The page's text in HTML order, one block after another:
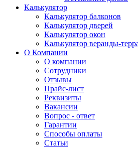
Калькулятор
Калькулятор балконов
Калькулятор дверей
Калькулятор окон
Калькулятор веранды-
О Компании
О компании
Сотрудники
Отзывы
Прайс-лист
Реквизиты
Вакансии
Вопрос - ответ
Гарантии
Способы оплаты
Статьи